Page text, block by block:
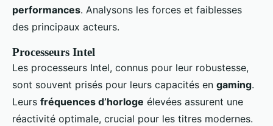
performances. Analysons les forces et faiblesses
des principaux acteurs.
Processeurs Intel
Les processeurs Intel, connus pour leur robustesse,
sont souvent prisés pour leurs capacités en gaming.
Leurs fréquences d’horloge élevées assurent une
réactivité optimale, crucial pour les titres modernes.